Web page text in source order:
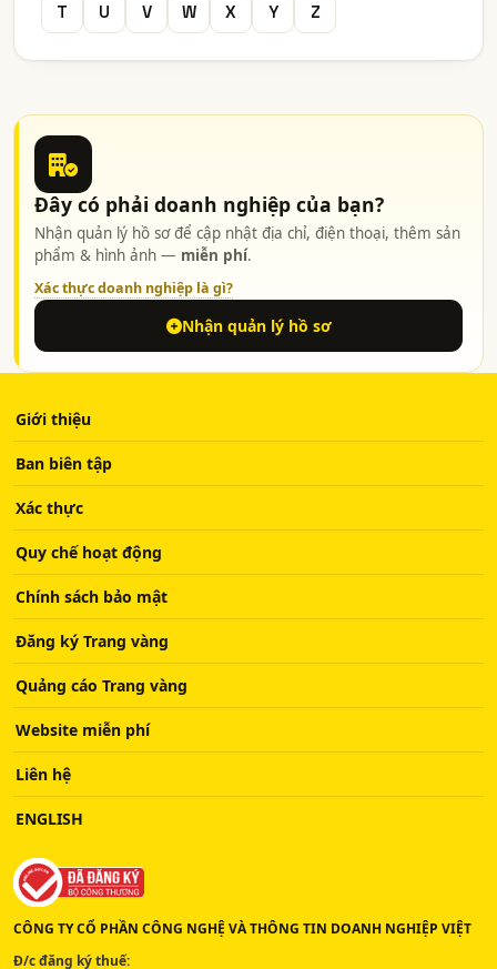
T
U V W X Y Z
Đây có phải doanh nghiệp của bạn?
Nhận quản lý hồ sơ để cập nhật địa chỉ, điện thoại, thêm sản
phẩm & hình ảnh — miễn phí.
Xác thực doanh nghiệp là gì?
Nhận quản lý hồ sơ
Giới thiệu
Ban biên tập
Xác thực
Quy chế hoạt động
Chính sách bảo mật
Đăng ký Trang vàng
Quảng cáo Trang vàng
Website miễn phí
Liên hệ
ENGLISH
CÔNG TY CỔ PHẦN CÔNG NGHỆ VÀ THÔNG TIN DOANH NGHIỆP VIỆT
Đ/c đăng ký thuế: